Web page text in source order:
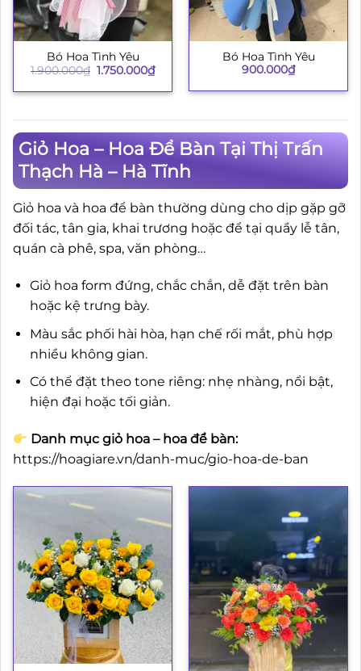
Bó Hoa Tình Yêu
1.900.000₫ Giá
là:
1.750.000₫Giá
hiện
tại
Bó Hoa Tình Yêu
900.000₫
Giỏ Hoa – Hoa Để Bàn Tại Thị Trấn
Thạch Hà – Hà Tĩnh
Giỏ hoa và hoa để bàn thường dùng cho dịp gặp gỡ
đối tác, tân gia, khai trương hoặc để tại quầy lễ tân,
quán cà phê, spa, văn phòng…
Giỏ hoa form đứng, chắc chắn, dễ đặt trên bàn
hoặc kệ trưng bày.
Màu sắc phối hài hòa, hạn chế rối mắt, phù hợp
nhiều không gian.
Có thể đặt theo tone riêng: nhẹ nhàng, nổi bật,
hiện đại hoặc tối giản.
Danh mục giỏ hoa – hoa để bàn:
https://hoagiare.vn/danh-muc/gio-hoa-de-ban